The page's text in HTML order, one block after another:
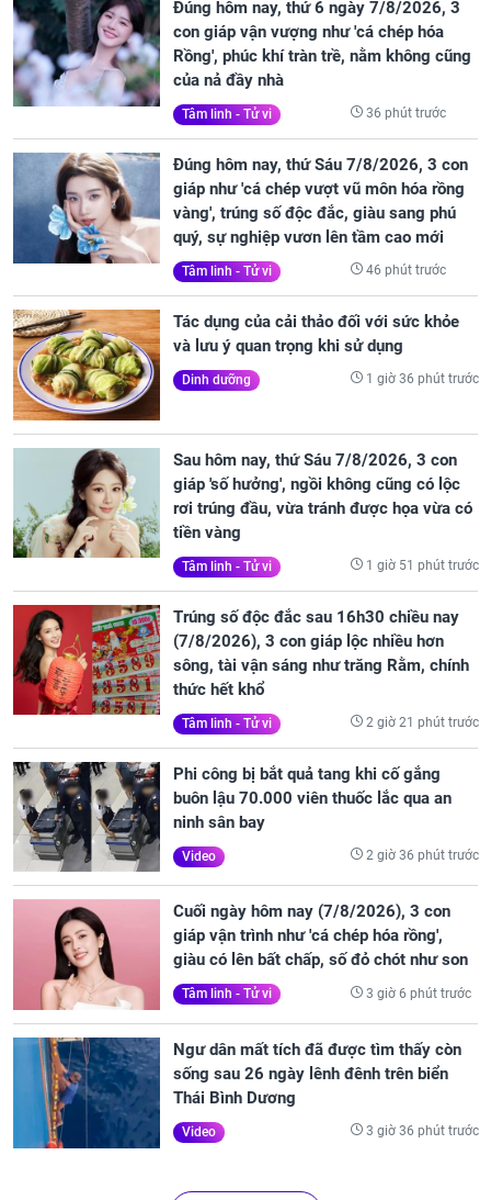
Đúng hôm nay, thứ 6 ngày 7/8/2026, 3
con giáp vận vượng như 'cá chép hóa
Rồng', phúc khí tràn trề, nằm không cũng
của nả đầy nhà
Tâm linh - Tử vi 36 phút trước
Đúng hôm nay, thứ Sáu 7/8/2026, 3 con
giáp như 'cá chép vượt vũ môn hóa rồng
vàng', trúng số độc đắc, giàu sang phú
quý, sự nghiệp vươn lên tầm cao mới
Tâm linh - Tử vi 46 phút trước
Tác dụng của cải thảo đối với sức khỏe
và lưu ý quan trọng khi sử dụng
Dinh dưỡng 1 giờ 36 phút trước
Sau hôm nay, thứ Sáu 7/8/2026, 3 con
giáp 'số hưởng', ngồi không cũng có lộc
rơi trúng đầu, vừa tránh được họa vừa có
tiền vàng
Tâm linh - Tử vi 1 giờ 51 phút trước
Trúng số độc đắc sau 16h30 chiều nay
(7/8/2026), 3 con giáp lộc nhiều hơn
sông, tài vận sáng như trăng Rằm, chính
thức hết khổ
Tâm linh - Tử vi 2 giờ 21 phút trước
Phi công bị bắt quả tang khi cố gắng
buôn lậu 70.000 viên thuốc lắc qua an
ninh sân bay
Video 2 giờ 36 phút trước
Cuối ngày hôm nay (7/8/2026), 3 con
giáp vận trình như 'cá chép hóa rồng',
giàu có lên bất chấp, số đỏ chót như son
Tâm linh - Tử vi 3 giờ 6 phút trước
Ngư dân mất tích đã được tìm thấy còn
sống sau 26 ngày lênh đênh trên biển
Thái Bình Dương
Video 3 giờ 36 phút trước